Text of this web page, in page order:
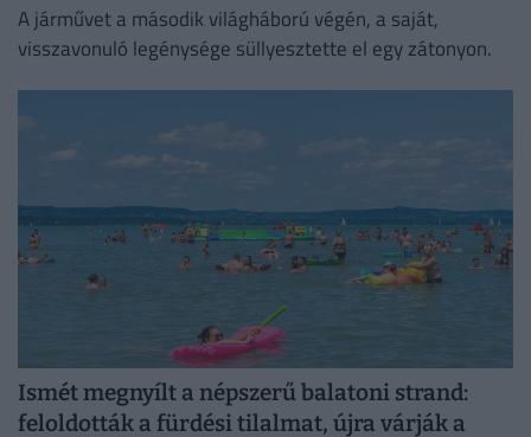
A járművet a második világháború végén, a saját,
visszavonuló legénysége süllyesztette el egy zátonyon.
Ismét megnyílt a népszerű balatoni strand:
feloldották a fürdési tilalmat, újra várják a